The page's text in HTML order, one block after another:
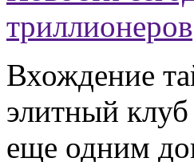
триллионеров
Вхождение
элитный
еще одним